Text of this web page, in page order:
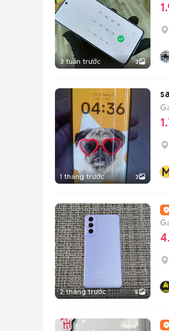
3 tuần trước 3
1 tháng trước 3
2 tháng trước 5